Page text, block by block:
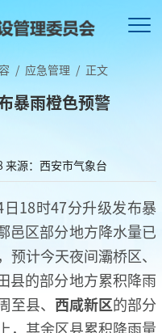
/ 应急管理 / 正文
暴雨橙色预警
来源：西安市气象台
18时47分升级发布暴
邑区部分地方降水量已
计今天夜间灞桥区、
县的部分地方累积降雨
县、 西咸新区的部分
，其余区县累积降雨量